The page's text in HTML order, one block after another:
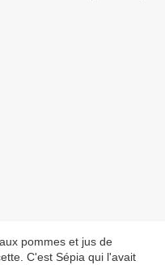
pommes et jus de
C'est Sépia qui l'avait